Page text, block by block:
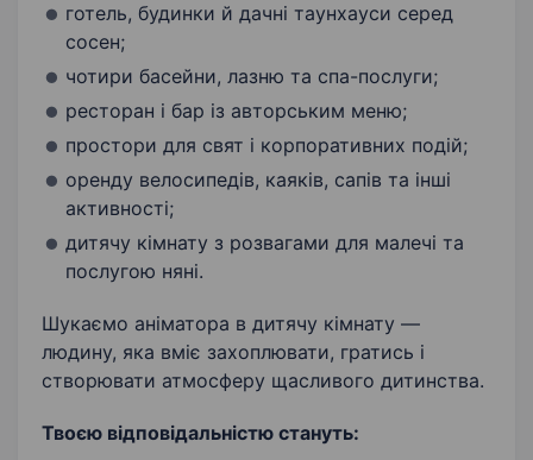
готель, будинки й дачні таунхауси серед
сосен;
чотири басейни, лазню та спа-послуги;
ресторан і бар із авторським меню;
простори для свят і корпоративних подій;
оренду велосипедів, каяків, сапів та інші
активності;
дитячу кімнату з розвагами для малечі та
послугою няні.
Шукаємо аніматора в дитячу кімнату —
людину, яка вміє захоплювати, гратись і
створювати атмосферу щасливого дитинства.
Твоєю відповідальністю стануть: